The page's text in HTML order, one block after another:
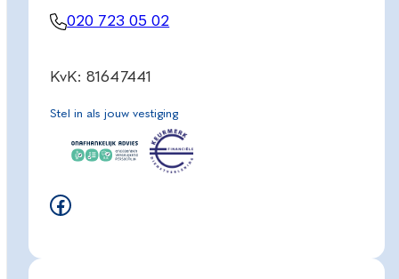
020 723 05 02
KvK: 81647441
Stel in als jouw vestiging
Facebook